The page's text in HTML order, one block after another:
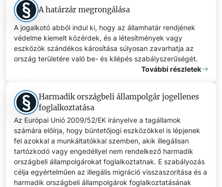
A határzár megrongálása
A jogalkotó abból indul ki, hogy az államhatár rendjének
védelme kiemelt közérdek, és a létesítmények vagy
eszközök szándékos károsítása súlyosan zavarhatja az
ország területére való be- és kilépés szabályszerűségét.
További részletek
Harmadik országbeli állampolgár jogellenes
foglalkoztatása
Az Európai Unió 2009/52/EK irányelve a tagállamok
számára előírja, hogy büntetőjogi eszközökkel is lépjenek
fel azokkal a munkáltatókkal szemben, akik illegálisan
tartózkodó vagy engedéllyel nem rendelkező harmadik
országbeli állampolgárokat foglalkoztatnak. E szabályozás
célja egyértelműen az illegális migráció visszaszorítása és a
harmadik országbeli állampolgárok foglalkoztatásának